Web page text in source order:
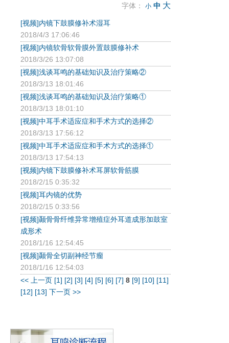
字体： 小 中 大
[视频]内镜下鼓膜修补术湿耳
2018/4/3 17:06:46
[视频]内镜软骨软骨膜外置鼓膜修补术
2018/3/26 13:07:08
[视频]浅谈耳鸣的基础知识及治疗策略②
2018/3/13 18:01:46
[视频]浅谈耳鸣的基础知识及治疗策略①
2018/3/13 18:01:10
[视频]中耳手术适应症和手术方式的选择②
2018/3/13 17:56:12
[视频]中耳手术适应症和手术方式的选择①
2018/3/13 17:54:13
[视频]内镜下鼓膜修补术耳屏软骨筋膜
2018/2/15 0:35:32
[视频]耳内镜的优势
2018/2/15 0:33:56
[视频]颞骨骨纤维异常增殖症外耳道成形加鼓室
成形术
2018/1/16 12:54:45
[视频]颞骨全切副神经节瘤
2018/1/16 12:54:03
<< 上一页 [1] [2] [3] [4] [5] [6] [7] 8 [9] [10] [11]
[12] [13] 下一页 >>